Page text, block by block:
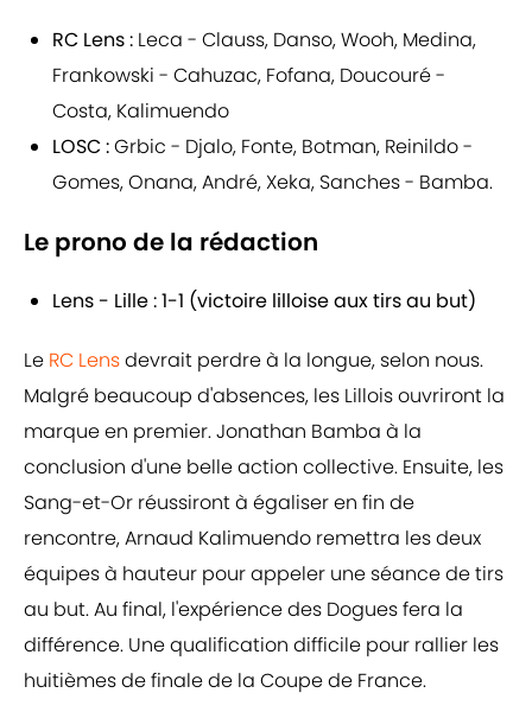
RC Lens : Leca - Clauss, Danso, Wooh, Medina,
Frankowski - Cahuzac, Fofana, Doucouré -
Costa, Kalimuendo
LOSC :Grbic - Djalo, Fonte, Botman, Reinildo -
Gomes, Onana, André, Xeka, Sanches - Bamba.
Le prono de la rédaction
Lens - Lille : 1-1 (victoire lilloise aux tirs au but)
Le RC Lensdevrait perdre à la longue, selon nous.
Malgré beaucoup d'absences, les Lillois ouvriront la
marque en premier. Jonathan Bamba à la
conclusion d'une belle action collective. Ensuite, les
Sang-et-Or réussiront à égaliser en fin de
rencontre, Arnaud Kalimuendo remettra les deux
équipes à hauteur pour appeler une séance de tirs
au but. Au final, l'expérience des Dogues fera la
différence. Une qualification difficile pour rallier les
huitièmes de finale de la Coupe de France.